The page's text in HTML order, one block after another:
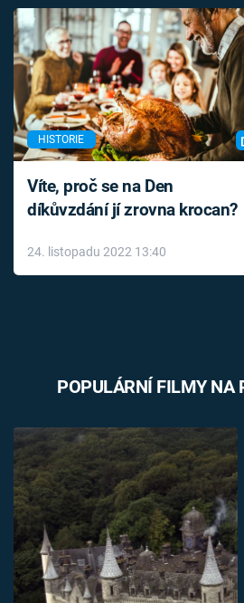
HISTORIE
Víte, proč se na Den
díkůvzdání jí zrovna krocan?
24. listopadu 2022 13:40
POPULÁRNÍ FILMY NA